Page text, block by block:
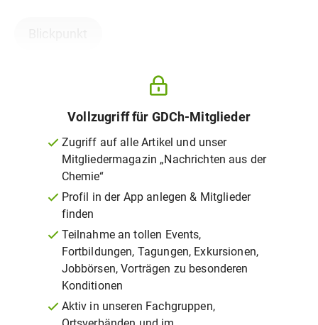
Vollzugriff für GDCh-Mitglieder
Zugriff auf alle Artikel und unser
Mitgliedermagazin „Nachrichten aus der
Chemie“
Profil in der App anlegen & Mitglieder
finden
Teilnahme an tollen Events,
Fortbildungen, Tagungen, Exkursionen,
Jobbörsen, Vorträgen zu besonderen
Konditionen
Aktiv in unseren Fachgruppen,